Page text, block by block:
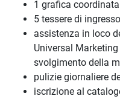
1 grafica
5 tessere di
assistenza in loco
Universal
svolgimento della
pulizie giornaliere
iscrizione al